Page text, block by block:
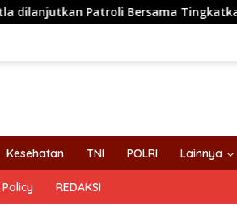
Bersama Tingkatkan Kesiapsiagaan
Kesehatan TNI POLRI Lainnya
REDAKSI